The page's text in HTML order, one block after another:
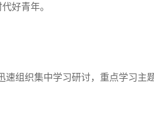
好青年。
组织集中学习研讨，重点学习主